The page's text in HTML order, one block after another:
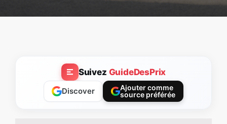
Suivez GuideDesPrix
Discover
Ajouter comme
source préférée